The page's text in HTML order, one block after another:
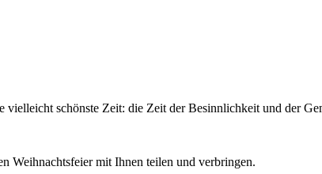
schönste Zeit: die Zeit der Besinnlichkeit und der
Weihnachtsfeier mit Ihnen teilen und verbringen.